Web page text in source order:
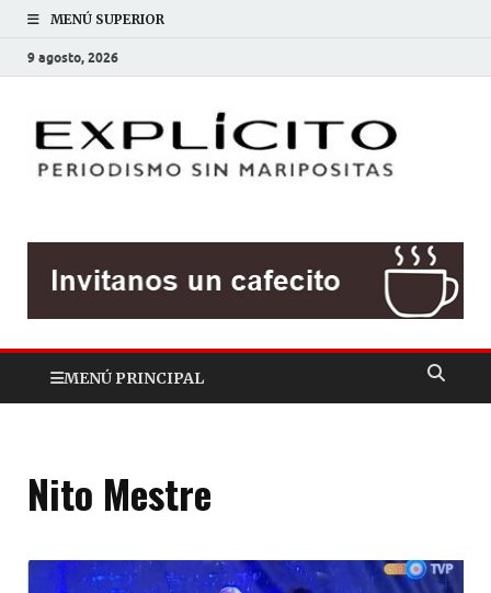
MENÚ SUPERIOR
9 agosto, 2026
MENÚ PRINCIPAL
Nito Mestre